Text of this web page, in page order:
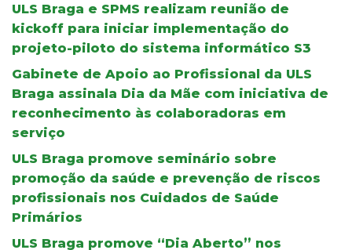
ULS Braga e SPMS realizam reunião de
kickoff para iniciar implementação do
projeto-piloto do sistema informático S3
Gabinete de Apoio ao Profissional da ULS
Braga assinala Dia da Mãe com iniciativa de
reconhecimento às colaboradoras em
serviço
ULS Braga promove seminário sobre
promoção da saúde e prevenção de riscos
profissionais nos Cuidados de Saúde
Primários
ULS Braga promove “Dia Aberto” nos